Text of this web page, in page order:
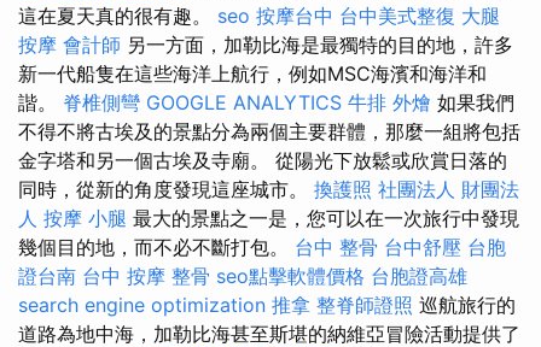
這在夏天真的很有趣。 seo 按摩台中 台中美式整復 大腿
按摩 會計師 另一方面，加勒比海是最獨特的目的地，許多
新一代船隻在這些海洋上航行，例如MSC海濱和海洋和
諧。 脊椎側彎 GOOGLE ANALYTICS 牛排 外燴 如果我們
不得不將古埃及的景點分為兩個主要群體，那麼一組將包括
金字塔和另一個古埃及寺廟。 從陽光下放鬆或欣賞日落的
同時，從新的角度發現這座城市。 換護照 社團法人 財團法
人 按摩 小腿 最大的景點之一是，您可以在一次旅行中發現
幾個目的地，而不必不斷打包。 台中 整骨 台中舒壓 台胞
證台南 台中 按摩 整骨 seo點擊軟體價格 台胞證高雄
search engine optimization 推拿 整脊師證照 巡航旅行的
道路為地中海，加勒比海甚至斯堪的納維亞冒險活動提供了